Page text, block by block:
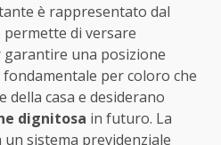
è rappresentato dal
permette di versare
una posizione
per coloro che
della casa e desiderano
dignitosa in futuro. La
un sistema previdenziale